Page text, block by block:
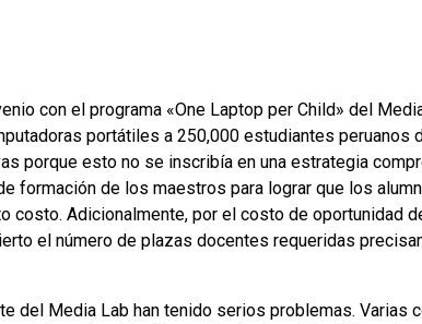
con el programa «One Laptop per Child» del
portátiles a 250,000 estudiantes peruanos
porque esto no se inscribía en una estrategia
formación de los maestros para lograr que los
costo. Adicionalmente, por el costo de oportunidad
el número de plazas docentes requeridas
del Media Lab han tenido serios problemas. Varias